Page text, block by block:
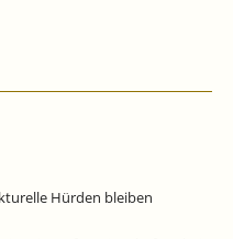
Hürden bleiben